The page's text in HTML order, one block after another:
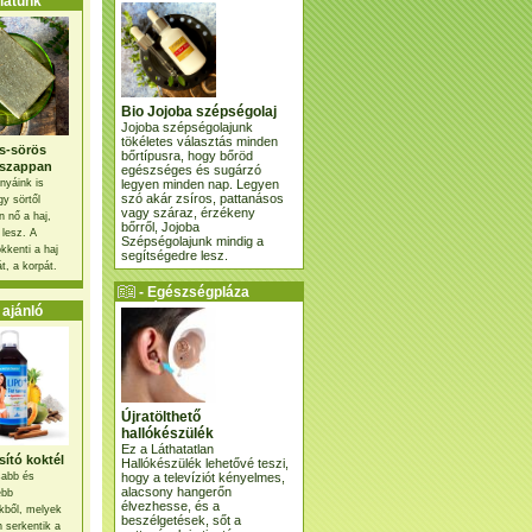
sörös
is
sörtől
nő a haj,
lesz. A
a haj
a korpát.
koktél
és
melyek
serkentik a
Bio Jojoba szépségolaj
Jojoba szépségolajunk
tökéletes választás minden
bőrtípusra, hogy bőröd
egészséges és sugárzó
legyen minden nap. Legyen
szó akár zsíros, pattanásos
vagy száraz, érzékeny
bőrről, Jojoba
Szépségolajunk mindig a
segítségedre lesz.
- Egészségpláza
ajánlatunk -
Újratölthető
hallókészülék
Ez a Láthatatlan
Hallókészülék lehetővé teszi,
hogy a televíziót kényelmes,
alacsony hangerőn
élvezhesse, és a
beszélgetések, sőt a